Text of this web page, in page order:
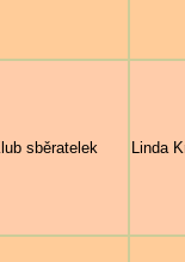
sběratelek Linda